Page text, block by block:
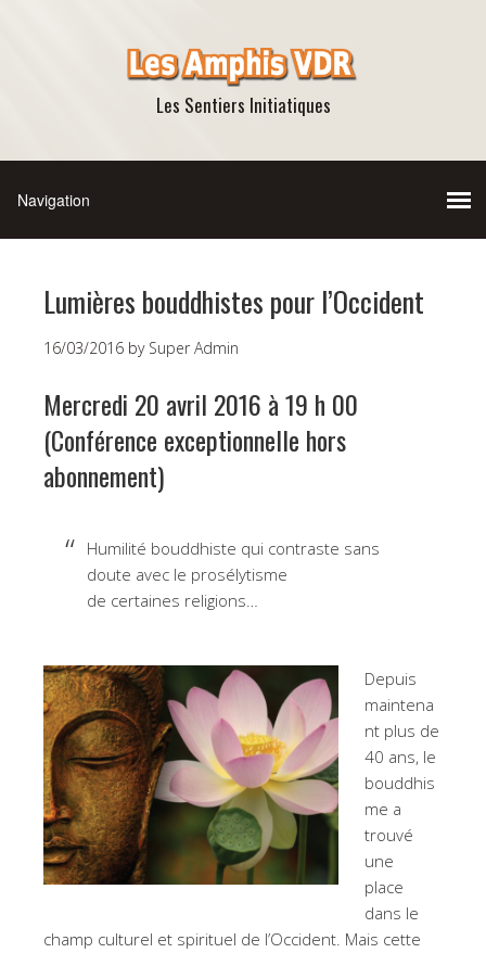
Les Sentiers Initiatiques
Lumières bouddhistes pour l’Occident
16/03/2016 by Super Admin
Mercredi 20 avril 2016 à 19 h 00
(Conférence exceptionnelle hors
abonnement)
Humilité bouddhiste qui contraste sans
doute avec le prosélytisme
de certaines religions…
Depuis
maintena
nt plus de
40 ans, le
bouddhis
me a
trouvé
une
place
dans le
champ culturel et spirituel de l’Occident. Mais cette